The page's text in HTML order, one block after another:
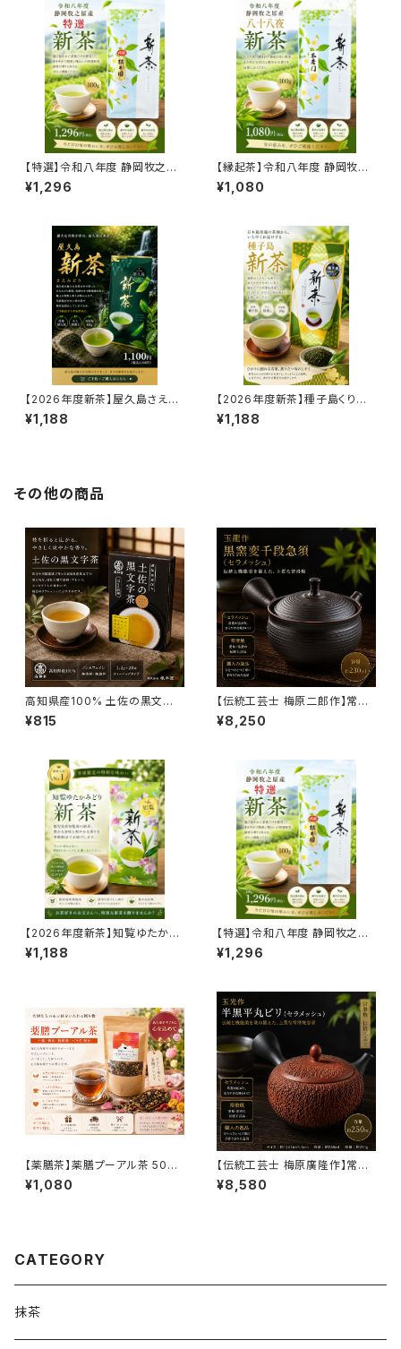
【特選】令和八年度 静岡牧之原
産 新茶 根本園 100g｜厳選茶
葉使用｜2026年新茶
¥1,296
【縁起茶】令和八年度 静岡牧之
原産 八十八夜新茶 不老門 100
g｜無病息災を願う2026年新
¥1,080
【2026年度新茶】屋久島さえみ
どり 60g｜鹿児島県屋久島産
深蒸し新茶｜濃厚な旨みと鮮や
¥1,188
【2026年度新茶】種子島くりた
わせ 50g｜鹿児島県種子島産
浅蒸し新茶｜爽やかな香りとミ
¥1,188
その他の商品
高知県産100% 土佐の黒文字
茶 ティーバッグ 1.2g×20袋｜
四万十川流域産 クロモジ茶 ノ
¥815
【伝統工芸士 梅原二郎作】常滑
焼 黒窯変千段急須（セラメッシ
ュ）230ml｜日本製 高級急須
¥8,250
【2026年度新茶】知覧ゆたかみ
どり 80g｜鹿児島県知覧産 深
蒸し新茶｜濃厚なコクと芳醇な
¥1,188
【特選】令和八年度 静岡牧之原
産 新茶 根本園 100g｜厳選茶
葉使用｜2026年新茶
¥1,296
【薬膳茶】薬膳プーアル茶 50g
｜プーアル茶×菊花×ドクダミ配
合｜ダイエット・美容習慣に人気
¥1,080
【伝統工芸士 梅原廣隆作】常滑
焼 半黒平丸ビリ急須（セラメッシ
ュ）250ml｜日本製 高級急須
¥8,580
CATEGORY
抹茶